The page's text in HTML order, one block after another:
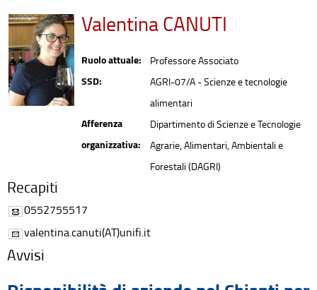
Valentina CANUTI
Ruolo attuale: Professore Associato
SSD:
AGRI-07/A - Scienze e tecnologie
alimentari
Afferenza
organizzativa:
Dipartimento di Scienze e Tecnologie
Agrarie, Alimentari, Ambientali e
Forestali (DAGRI)
Recapiti
0552755517
valentina.canuti(AT)unifi.it
Avvisi